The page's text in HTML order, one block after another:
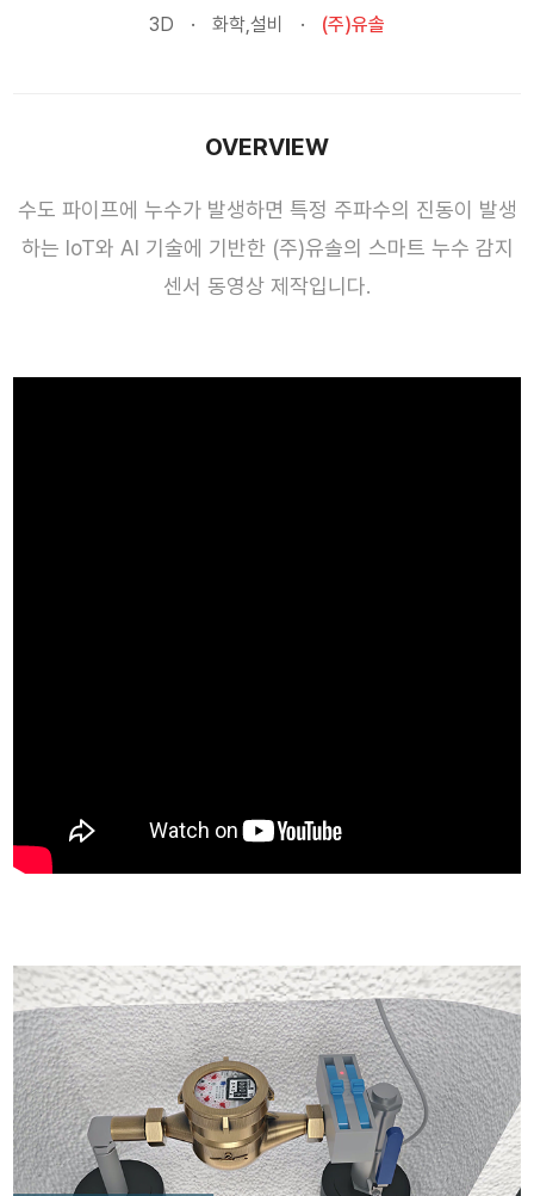
3D 화학,설비 (주)유솔
OVERVIEW
수도 파이프에 누수가 발생하면 특정 주파수의 진동이 발생
하는 IoT와 AI 기술에 기반한 (주)유솔의 스마트 누수 감지
센서 동영상 제작입니다.